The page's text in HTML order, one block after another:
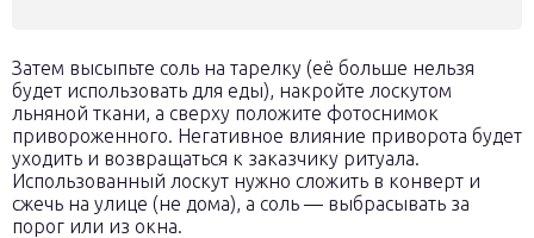
Затем высыпьте соль на тарелку (её больше нельзя
будет использовать для еды), накройте лоскутом
льняной ткани, а сверху положите фотоснимок
привороженного. Негативное влияние приворота будет
уходить и возвращаться к заказчику ритуала.
Использованный лоскут нужно сложить в конверт и
сжечь на улице (не дома), а соль — выбрасывать за
порог или из окна.